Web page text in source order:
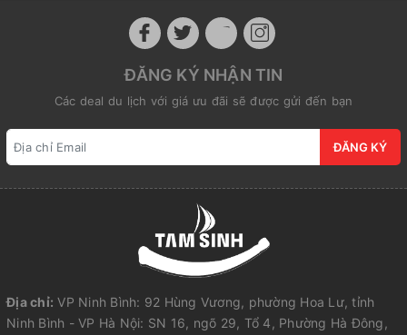
ĐĂNG KÝ NHẬN TIN
Các deal du lịch với giá ưu đãi sẽ được gửi đến bạn
ĐĂNG KÝ
Địa chỉ: VP Ninh Bình: 92 Hùng Vương, phường Hoa Lư, tỉnh
Ninh Bình - VP Hà Nội: SN 16, ngõ 29, Tổ 4, Phường Hà Đông,